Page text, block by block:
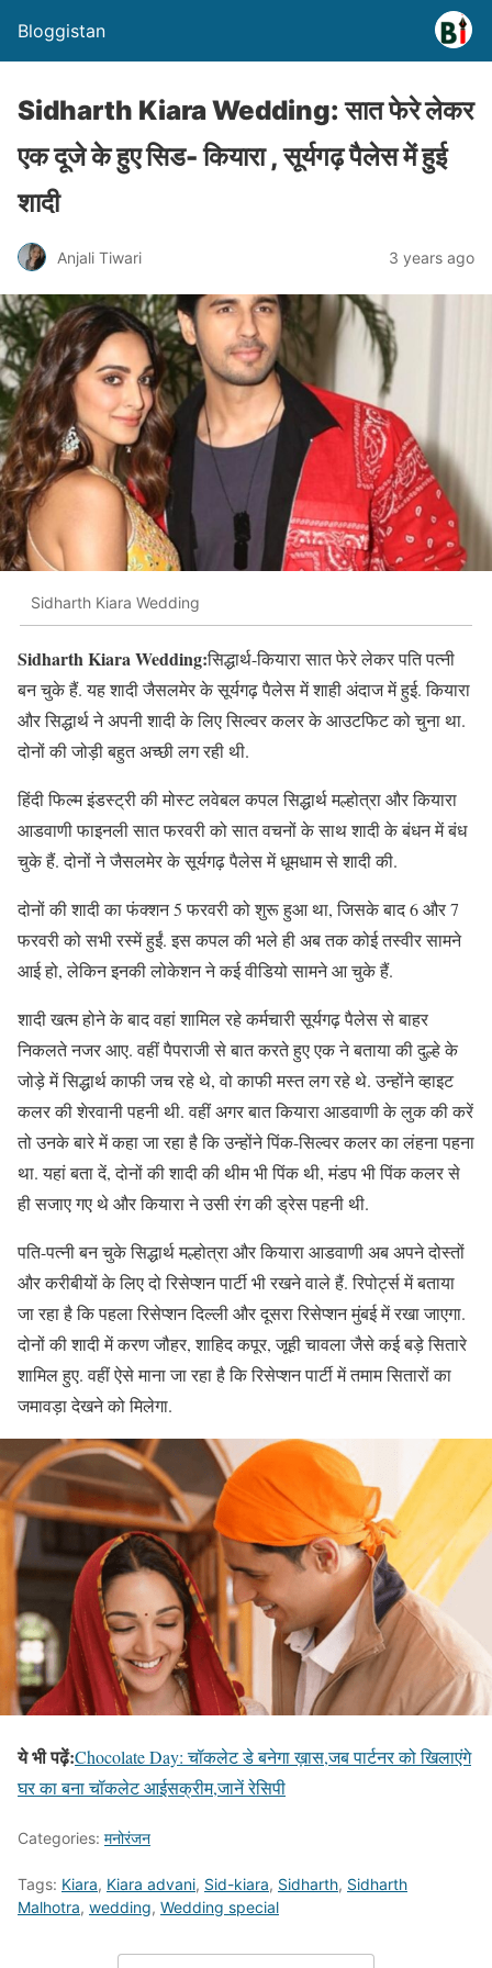
Bloggistan
Sidharth Kiara Wedding: सात फेरे लेकर
एक दूजे के हुए सिड- कियारा , सूर्यगढ़ पैलेस में हुई
शादी
Anjali Tiwari 3 years ago
Sidharth Kiara Wedding
Sidharth Kiara Wedding:सिद्धार्थ-कियारा सात फेरे लेकर पति पत्नी
बन चुके हैं. यह शादी जैसलमेर के सूर्यगढ़ पैलेस में शाही अंदाज में हुई. कियारा
और सिद्धार्थ ने अपनी शादी के लिए सिल्वर कलर के आउटफिट को चुना था.
दोनों की जोड़ी बहुत अच्छी लग रही थी.
हिंदी फिल्म इंडस्ट्री की मोस्ट लवेबल कपल सिद्धार्थ मल्होत्रा और कियारा
आडवाणी फाइनली सात फरवरी को सात वचनों के साथ शादी के बंधन में बंध
चुके हैं. दोनों ने जैसलमेर के सूर्यगढ़ पैलेस में धूमधाम से शादी की.
दोनों की शादी का फंक्शन 5 फरवरी को शुरू हुआ था, जिसके बाद 6 और 7
फरवरी को सभी रस्में हुईं. इस कपल की भले ही अब तक कोई तस्वीर सामने
आई हो, लेकिन इनकी लोकेशन ने कई वीडियो सामने आ चुके हैं.
शादी खत्म होने के बाद वहां शामिल रहे कर्मचारी सूर्यगढ़ पैलेस से बाहर
निकलते नजर आए. वहीं पैपराजी से बात करते हुए एक ने बताया की दुल्हे के
जोड़े में सिद्धार्थ काफी जच रहे थे, वो काफी मस्त लग रहे थे. उन्होंने व्हाइट
कलर की शेरवानी पहनी थी. वहीं अगर बात कियारा आडवाणी के लुक की करें
तो उनके बारे में कहा जा रहा है कि उन्होंने पिंक-सिल्वर कलर का लंहना पहना
था. यहां बता दें, दोनों की शादी की थीम भी पिंक थी, मंडप भी पिंक कलर से
ही सजाए गए थे और कियारा ने उसी रंग की ड्रेस पहनी थी.
पति-पत्नी बन चुके सिद्धार्थ मल्होत्रा और कियारा आडवाणी अब अपने दोस्तों
और करीबीयों के लिए दो रिसेप्शन पार्टी भी रखने वाले हैं. रिपोर्ट्स में बताया
जा रहा है कि पहला रिसेप्शन दिल्ली और दूसरा रिसेप्शन मुंबई में रखा जाएगा.
दोनों की शादी में करण जौहर, शाहिद कपूर, जूही चावला जैसे कई बड़े सितारे
शामिल हुए. वहीं ऐसे माना जा रहा है कि रिसेप्शन पार्टी में तमाम सितारों का
जमावड़ा देखने को मिलेगा.
ये भी पढ़ें:Chocolate Day: चॉकलेट डे बनेगा ख़ास,जब पार्टनर को खिलाएंगे
घर का बना चॉकलेट आईसक्रीम,जानें रेसिपी
Categories: मनोरंजन
Tags: Kiara, Kiara advani, Sid-kiara, Sidharth, Sidharth
Malhotra, wedding, Wedding special